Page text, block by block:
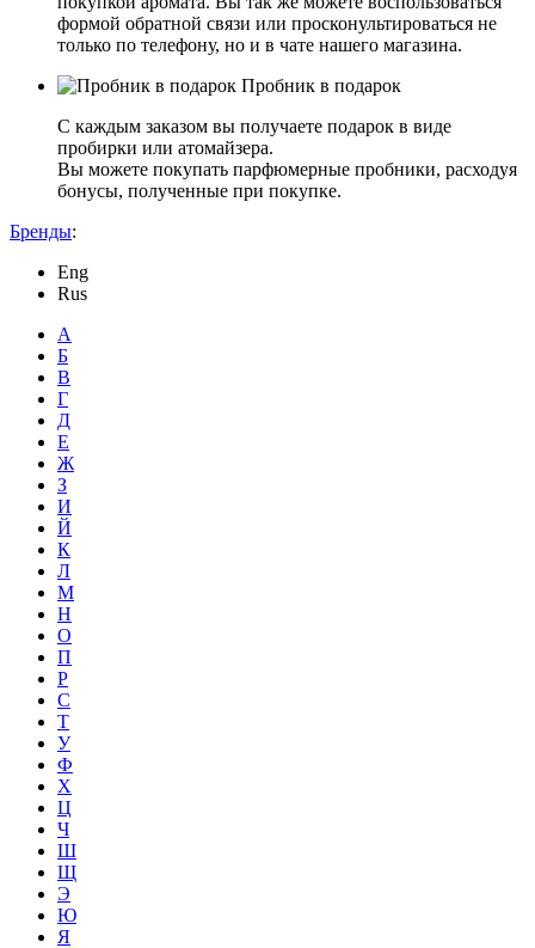
формой обратной связи или просконультироваться не
только по телефону, но и в чате нашего магазина.
Пробник в подарок
С каждым заказом вы получаете подарок в виде
пробирки или атомайзера.
Вы можете покупать парфюмерные пробники, расходуя
бонусы, полученные при покупке.
Бренды:
Eng
Rus
А
Б
В
Г
Д
Е
Ж
З
И
Й
К
Л
М
Н
О
П
Р
С
Т
У
Ф
Х
Ц
Ч
Ш
Щ
Э
Ю
Я